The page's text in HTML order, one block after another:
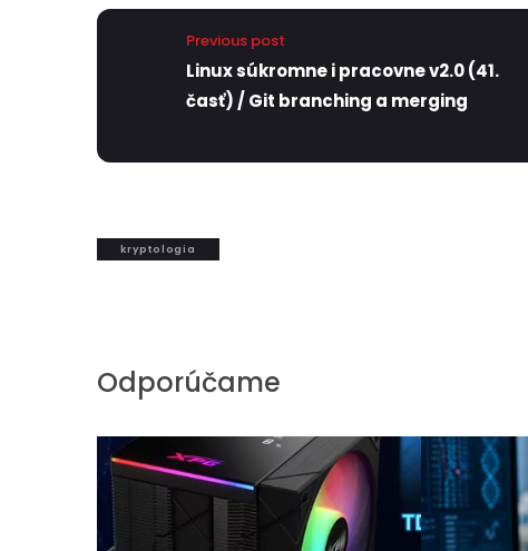
Previous post
Linux súkromne i pracovne v2.0 (41.
časť) / Git branching a merging
kryptologia
Odporúčame